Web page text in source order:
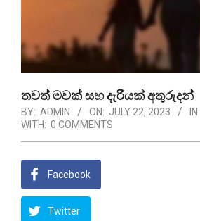
තවත් මවක් සහ දැරියක් අතුරුදන්
BY: ADMIN ON: JULY 22, 2023 IN:
WITH: 0 COMMENTS
Facebook
Twitter